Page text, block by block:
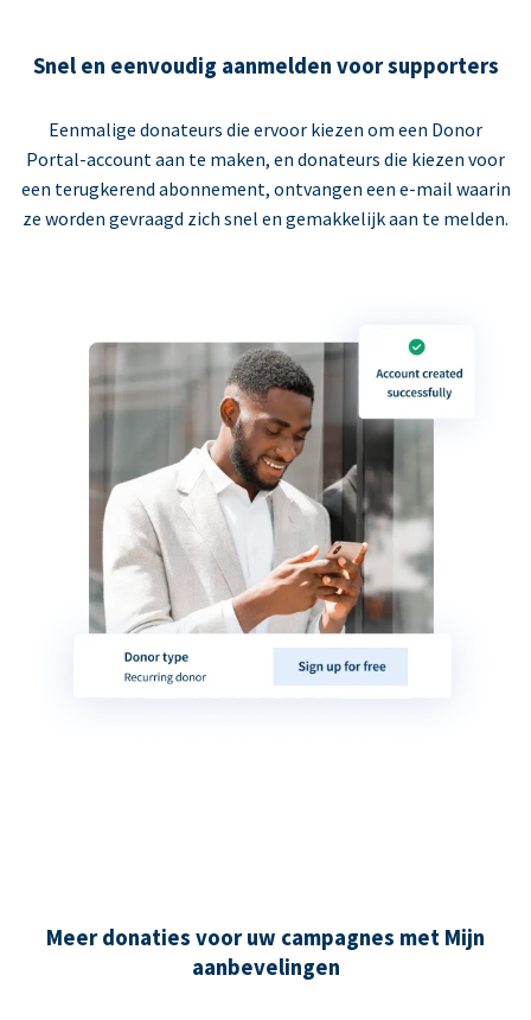
Snel en eenvoudig aanmelden voor supporters
Eenmalige donateurs die ervoor kiezen om een Donor
Portal-account aan te maken, en donateurs die kiezen voor
een terugkerend abonnement, ontvangen een e-mail waarin
ze worden gevraagd zich snel en gemakkelijk aan te melden.
Meer donaties voor uw campagnes met Mijn
aanbevelingen